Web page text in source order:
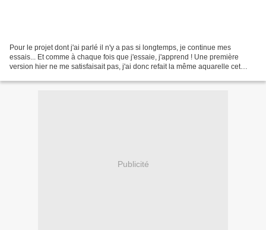
Pour le projet dont j'ai parlé il n'y a pas si longtemps, je continue mes
essais... Et comme à chaque fois que j'essaie, j'apprend ! Une première
version hier ne me satisfaisait pas, j'ai donc refait la même aquarelle cet
Publicité